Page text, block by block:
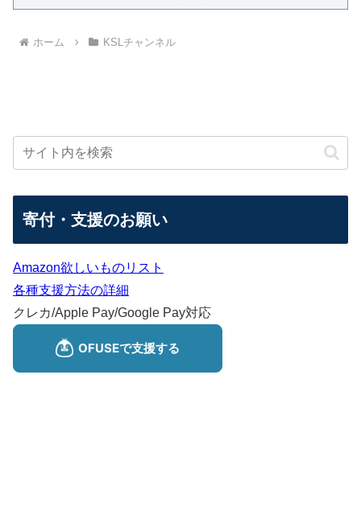
ホーム KSLチャンネル
寄付・支援のお願い
Amazon欲しいものリスト
各種支援方法の詳細
クレカ/Apple Pay/Google Pay対応